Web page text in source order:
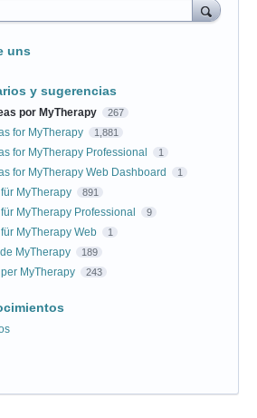
uns
y sugerencias
por MyTherapy 267
for MyTherapy 1,881
for MyTherapy Professional 1
for MyTherapy Web Dashboard 1
MyTherapy 891
MyTherapy Professional 9
MyTherapy Web 1
MyTherapy 189
MyTherapy 243